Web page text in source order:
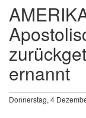
ernannt
Donnerstag, 4